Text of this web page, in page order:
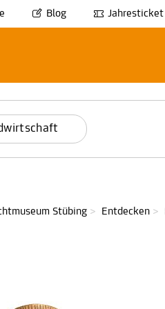
Blog Jahresticket
Stübing > Entdecken >